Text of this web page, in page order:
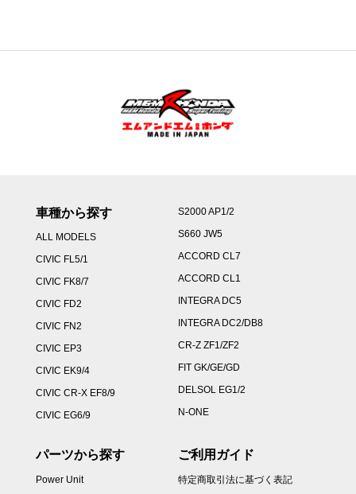
車種から探す
ALL MODELS
CIVIC FL5/1
CIVIC FK8/7
CIVIC FD2
CIVIC FN2
CIVIC EP3
CIVIC EK9/4
CIVIC CR-X EF8/9
CIVIC EG6/9
S2000 AP1/2
S660 JW5
ACCORD CL7
ACCORD CL1
INTEGRA DC5
INTEGRA DC2/DB8
CR-Z ZF1/ZF2
FIT GK/GE/GD
DELSOL EG1/2
N-ONE
パーツから探す
Power Unit
ご利用ガイド
特定商取引法に基づく表記